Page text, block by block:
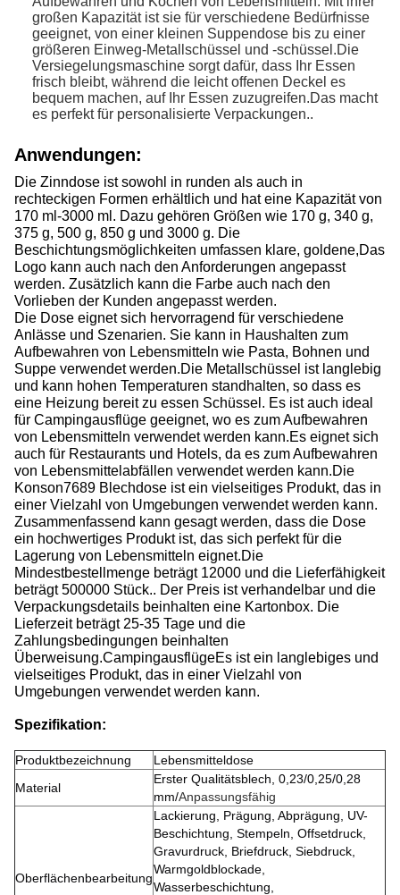
großen Kapazität ist sie für verschiedene Bedürfnisse
geeignet, von einer kleinen Suppendose bis zu einer
größeren Einweg-Metallschüssel und -schüssel.Die
Versiegelungsmaschine sorgt dafür, dass Ihr Essen
frisch bleibt, während die leicht offenen Deckel es
bequem machen, auf Ihr Essen zuzugreifen.Das macht
es perfekt für personalisierte Verpackungen..
Anwendungen:
Die Zinndose ist sowohl in runden als auch in
rechteckigen Formen erhältlich und hat eine Kapazität von
170 ml-3000 ml. Dazu gehören Größen wie 170 g, 340 g,
375 g, 500 g, 850 g und 3000 g. Die
Beschichtungsmöglichkeiten umfassen klare, goldene,Das
Logo kann auch nach den Anforderungen angepasst
werden. Zusätzlich kann die Farbe auch nach den
Vorlieben der Kunden angepasst werden.
Die Dose eignet sich hervorragend für verschiedene
Anlässe und Szenarien. Sie kann in Haushalten zum
Aufbewahren von Lebensmitteln wie Pasta, Bohnen und
Suppe verwendet werden.Die Metallschüssel ist langlebig
und kann hohen Temperaturen standhalten, so dass es
eine Heizung bereit zu essen Schüssel. Es ist auch ideal
für Campingausflüge geeignet, wo es zum Aufbewahren
von Lebensmitteln verwendet werden kann.Es eignet sich
auch für Restaurants und Hotels, da es zum Aufbewahren
von Lebensmittelabfällen verwendet werden kann.Die
Konson7689 Blechdose ist ein vielseitiges Produkt, das in
einer Vielzahl von Umgebungen verwendet werden kann.
Zusammenfassend kann gesagt werden, dass die Dose
ein hochwertiges Produkt ist, das sich perfekt für die
Lagerung von Lebensmitteln eignet.Die
Mindestbestellmenge beträgt 12000 und die Lieferfähigkeit
beträgt 500000 Stück.. Der Preis ist verhandelbar und die
Verpackungsdetails beinhalten eine Kartonbox. Die
Lieferzeit beträgt 25-35 Tage und die
Zahlungsbedingungen beinhalten
Überweisung.CampingausflügeEs ist ein langlebiges und
vielseitiges Produkt, das in einer Vielzahl von
Umgebungen verwendet werden kann.
Spezifikation:
Produktbezeichnung
Lebensmitteldose
Material
Erster Qualitätsblech, 0,23/0,25/0,28
mm/Anpassungsfähig
Oberflächenbearbeitung
Lackierung, Prägung, Abprägung, UV-
Beschichtung, Stempeln, Offsetdruck,
Gravurdruck, Briefdruck, Siebdruck,
Warmgoldblockade,
Wasserbeschichtung,